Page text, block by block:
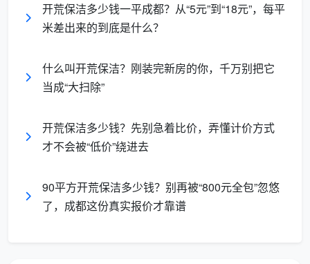
工人到场三四个小时干完一部分，跟你说今天算一
能也就八小时，但账按两天算。 成都开荒保洁人工费一
天的模糊性，让这种操作完全不可控。
按天接活的个人或游击队，做完拿钱就走，事后没
有任何保障。窗玻璃干后发现全是雨痕、几天后踢脚线
承诺，这本身就是价值。
开荒保洁多少钱一平成都？从“5元”到“18元”，每平
米差出来的到底是什么？
什么叫开荒保洁？刚装完新房的你，千万别把它
当成“大扫除”
开荒保洁多少钱？先别急着比价，弄懂计价方式
才不会被“低价”绕进去
90平方开荒保洁多少钱？别再被“800元全包”忽悠
了，成都这份真实报价才靠谱